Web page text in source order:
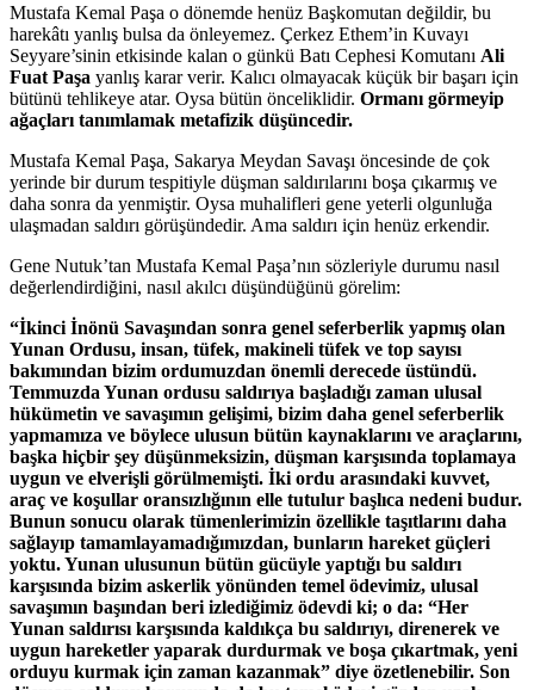
Mustafa Kemal Paşa o dönemde henüz Başkomutan değildir, bu
harekâtı yanlış bulsa da önleyemez. Çerkez Ethem’in Kuvayı
Seyyare’sinin etkisinde kalan o günkü Batı Cephesi Komutanı Ali
Fuat Paşa yanlış karar verir. Kalıcı olmayacak küçük bir başarı için
bütünü tehlikeye atar. Oysa bütün önceliklidir. Ormanı görmeyip
ağaçları tanımlamak metafizik düşüncedir.
Mustafa Kemal Paşa, Sakarya Meydan Savaşı öncesinde de çok
yerinde bir durum tespitiyle düşman saldırılarını boşa çıkarmış ve
daha sonra da yenmiştir. Oysa muhalifleri gene yeterli olgunluğa
ulaşmadan saldırı görüşündedir. Ama saldırı için henüz erkendir.
Gene Nutuk’tan Mustafa Kemal Paşa’nın sözleriyle durumu nasıl
değerlendirdiğini, nasıl akılcı düşündüğünü görelim:
“İkinci İnönü Savaşından sonra genel seferberlik yapmış olan
Yunan Ordusu, insan, tüfek, makineli tüfek ve top sayısı
bakımından bizim ordumuzdan önemli derecede üstündü.
Temmuzda Yunan ordusu saldırıya başladığı zaman ulusal
hükümetin ve savaşımın gelişimi, bizim daha genel seferberlik
yapmamıza ve böylece ulusun bütün kaynaklarını ve araçlarını,
başka hiçbir şey düşünmeksizin, düşman karşısında toplamaya
uygun ve elverişli görülmemişti. İki ordu arasındaki kuvvet,
araç ve koşullar oransızlığının elle tutulur başlıca nedeni budur.
Bunun sonucu olarak tümenlerimizin özellikle taşıtlarını daha
sağlayıp tamamlayamadığımızdan, bunların hareket güçleri
yoktu. Yunan ulusunun bütün gücüyle yaptığı bu saldırı
karşısında bizim askerlik yönünden temel ödevimiz, ulusal
savaşımın başından beri izlediğimiz ödevdi ki; o da: “Her
Yunan saldırısı karşısında kaldıkça bu saldırıyı, direnerek ve
uygun hareketler yaparak durdurmak ve boşa çıkartmak, yeni
orduyu kurmak için zaman kazanmak” diye özetlenebilir. Son